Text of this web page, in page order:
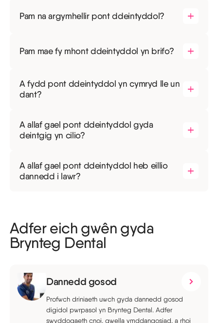
Pam na argymhellir pont ddeintyddol?
Pam mae fy mhont ddeintyddol yn brifo?
A fydd pont ddeintyddol yn cymryd lle un
dant?
A allaf gael pont ddeintyddol gyda
deintgig yn cilio?
A allaf gael pont ddeintyddol heb eillio
dannedd i lawr?
Adfer eich gwên gyda
Brynteg Dental
Dannedd gosod
Profwch driniaeth uwch gyda dannedd gosod
digidol pwrpasol yn Brynteg Dental. Adfer
swyddogaeth cnoi, gwella ymddangosiad, a rhoi